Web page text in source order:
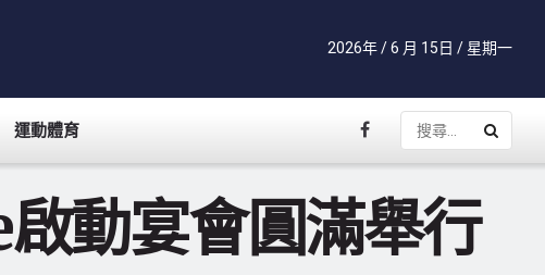
2026年 / 6 月 15日 / 星期一
運動體育
動宴會圓滿舉行